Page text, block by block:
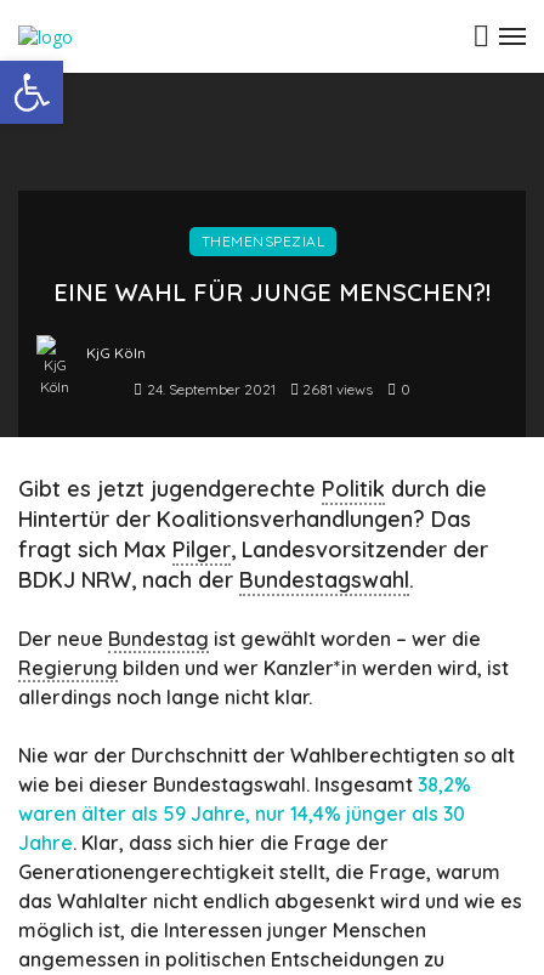
THEMENSPEZIAL
EINE WAHL FÜR JUNGE MENSCHEN?!
KjG Köln
24. September 2021
2681 views 0
Gibt es jetzt jugendgerechte Politik durch die
Hintertür der Koalitionsverhandlungen? Das
fragt sich Max Pilger, Landesvorsitzender der
BDKJ NRW, nach der Bundestagswahl.
Der neue Bundestag ist gewählt worden – wer die
Regierung bilden und wer Kanzler*in werden wird, ist
allerdings noch lange nicht klar.
Nie war der Durchschnitt der Wahlberechtigten so alt
wie bei dieser Bundestagswahl. Insgesamt 38,2%
waren älter als 59 Jahre, nur 14,4% jünger als 30
Jahre. Klar, dass sich hier die Frage der
Generationengerechtigkeit stellt, die Frage, warum
das Wahlalter nicht endlich abgesenkt wird und wie es
möglich ist, die Interessen junger Menschen
angemessen in politischen Entscheidungen zu
Open toolbar